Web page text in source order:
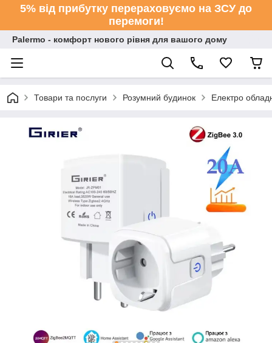
5% від прибутку перераховуємо на ЗСУ до
перемоги!
Palermo - комфорт нового рівня для вашого дому
Товари та послуги Розумний будинок Електро